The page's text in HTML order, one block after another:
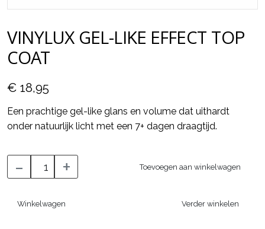
VINYLUX GEL-LIKE EFFECT TOP
COAT
€ 18,95
Een prachtige gel-like glans en volume dat uithardt
onder natuurlijk licht met een 7+ dagen draagtijd.
- + Toevoegen aan winkelwagen
Winkelwagen Verder winkelen